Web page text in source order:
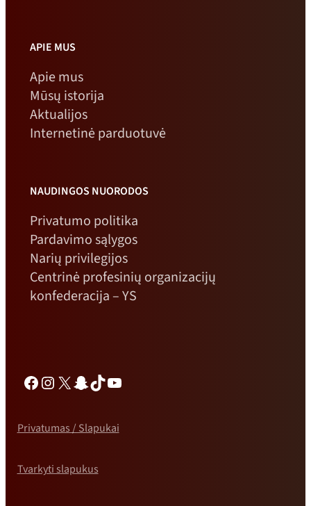
APIE MUS
Apie mus
Mūsų istorija
Aktualijos
Internetinė parduotuvė
NAUDINGOS NUORODOS
Privatumo politika
Pardavimo sąlygos
Narių privilegijos
Centrinė profesinių organizacijų
konfederacija – YS
Privatumas / Slapukai
Tvarkyti slapukus
Facebook
Instagramas
X „Snapchat“
TikTok„YouTube“